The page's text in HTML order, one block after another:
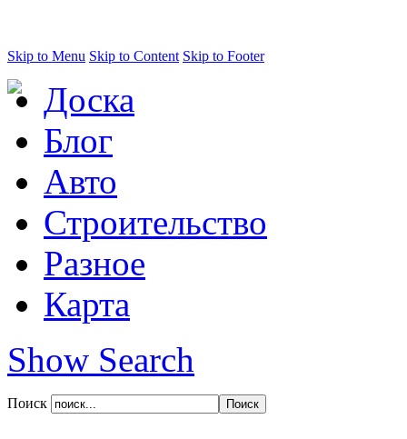
Skip to Menu Skip to Content Skip to Footer
Доска
Блог
Авто
Строительство
Разное
Карта
Show Search
Поиск